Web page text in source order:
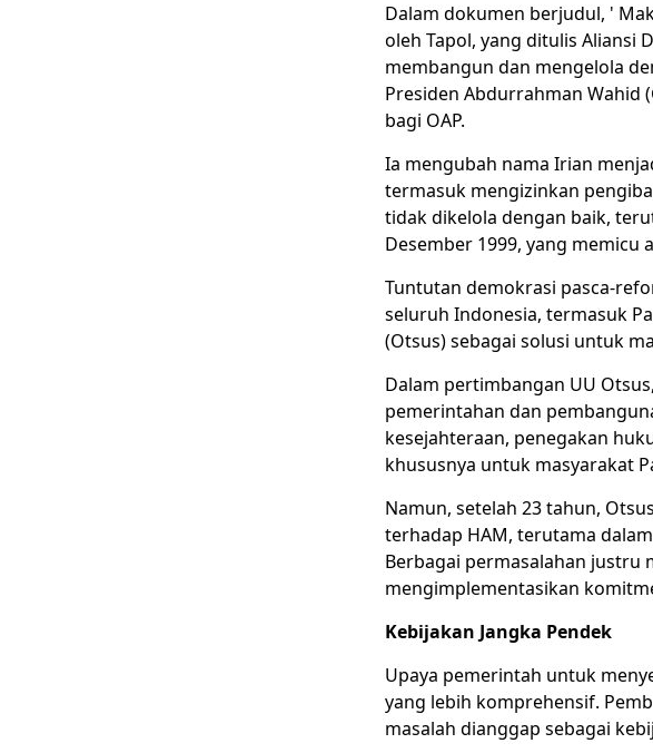
Dalam dokumen berjudul, '
oleh Tapol, yang ditulis Aliansi
membangun dan mengelola
Presiden Abdurrahman Wahid
bagi OAP.
Ia mengubah nama Irian
termasuk mengizinkan
tidak dikelola dengan baik,
Desember 1999, yang memicu
Tuntutan demokrasi pasca-
seluruh Indonesia, termasuk
(Otsus) sebagai solusi untuk
Dalam pertimbangan UU
pemerintahan dan
kesejahteraan, penegakan
khususnya untuk masyarakat
Namun, setelah 23 tahun,
terhadap HAM, terutama
Berbagai permasalahan justru
mengimplementasikan
Kebijakan Jangka Pendek
Upaya pemerintah untuk
yang lebih komprehensif.
masalah dianggap sebagai